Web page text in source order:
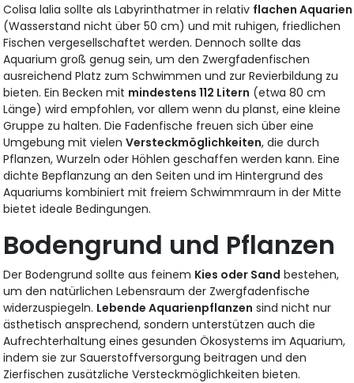
Colisa lalia sollte als Labyrinthatmer in relativ flachen Aquarien
(Wasserstand nicht über 50 cm) und mit ruhigen, friedlichen
Fischen vergesellschaftet werden. Dennoch sollte das
Aquarium groß genug sein, um den Zwergfadenfischen
ausreichend Platz zum Schwimmen und zur Revierbildung zu
bieten. Ein Becken mit mindestens 112 Litern (etwa 80 cm
Länge) wird empfohlen, vor allem wenn du planst, eine kleine
Gruppe zu halten. Die Fadenfische freuen sich über eine
Umgebung mit vielenVersteckmöglichkeiten, die durch
Pflanzen, Wurzeln oder Höhlen geschaffen werden kann. Eine
dichte Bepflanzung an den Seiten und im Hintergrund des
Aquariums kombiniert mit freiem Schwimmraum in der Mitte
bietet ideale Bedingungen.
Bodengrund und Pflanzen
Der Bodengrund sollte aus feinem Kies oder Sand bestehen,
um den natürlichen Lebensraum der Zwergfadenfische
widerzuspiegeln. Lebende Aquarienpflanzen sind nicht nur
ästhetisch ansprechend, sondern unterstützen auch die
Aufrechterhaltung eines gesunden Ökosystems im Aquarium,
indem sie zur Sauerstoffversorgung beitragen und den
Zierfischen zusätzliche Versteckmöglichkeiten bieten.